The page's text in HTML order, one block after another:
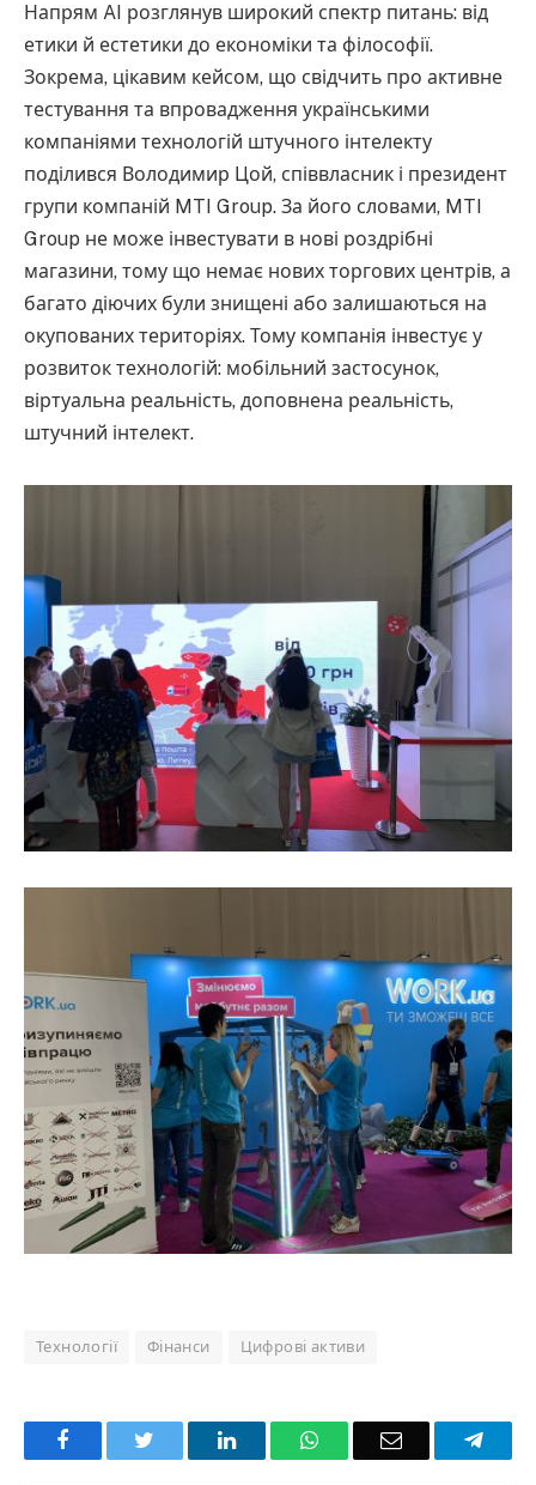
Напрям AI розглянув широкий спектр питань: від
етики й естетики до економіки та філософії.
Зокрема, цікавим кейсом, що свідчить про активне
тестування та впровадження українськими
компаніями технологій штучного інтелекту
поділився Володимир Цой, співвласник і президент
групи компаній MTI Group. За його словами, MTI
Group не може інвестувати в нові роздрібні
магазини, тому що немає нових торгових центрів, а
багато діючих були знищені або залишаються на
окупованих територіях. Тому компанія інвестує у
розвиток технологій: мобільний застосунок,
віртуальна реальність, доповнена реальність,
штучний інтелект.
Технології Фінанси Цифрові активи
Facebook LinkedInWhatsAppEmail